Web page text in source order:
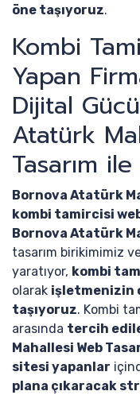
öne taşıyoruz.
Kombi
Yapan
Dijital
Atatürk
Tasarım
Bornova Atatürk
kombi tamircisi
Bornova Atatürk
tasarım birikimimiz
yaratıyor, kombi
olarak işletmenizin
taşıyoruz. Kombi
arasında tercih
Mahallesi Web
sitesi yapanlar
plana çıkaracak